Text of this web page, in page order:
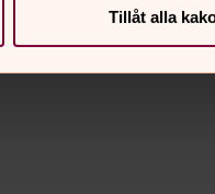
Tillåt alla